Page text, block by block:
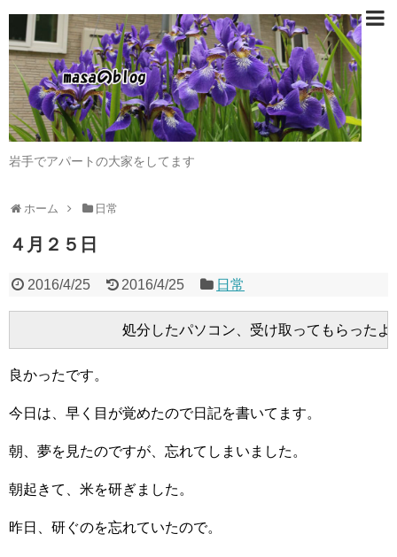
岩手でアパートの大家をしてます
ホーム 日常
４月２５日
2016/4/25 2016/4/25 日常
良かったです。
今日は、早く目が覚めたので日記を書いてます。
朝、夢を見たのですが、忘れてしまいました。
朝起きて、米を研ぎました。
昨日、研ぐのを忘れていたので。